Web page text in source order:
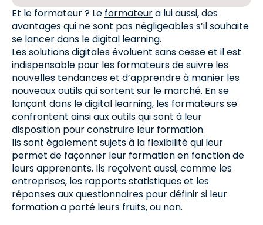
Et le formateur ? Le formateura lui aussi, des
avantages qui ne sont pas négligeables s’il souhaite
se lancer dans le digital learning.
Les solutions digitales évoluent sans cesse et il est
indispensable pour les formateurs de suivre les
nouvelles tendances et d’apprendre à manier les
nouveaux outils qui sortent sur le marché. En se
lançant dans le digital learning, les formateurs se
confrontent ainsi aux outils qui sont à leur
disposition pour construire leur formation.
Ils sont également sujets à la flexibilité qui leur
permet de façonner leur formation en fonction de
leurs apprenants. Ils reçoivent aussi, comme les
entreprises, les rapports statistiques et les
réponses aux questionnaires pour définir si leur
formation a porté leurs fruits, ou non.